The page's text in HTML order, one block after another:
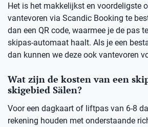
Het is het makkelijkst en voordeligste
vantevoren via Scandic Booking te
dan een QR code, waarmee je de pas
skipas-automaat haalt. Als je een
dan kunnen we deze ook vantevoren
Wat zijn de kosten van een
skigebied Sälen?
Voor een dagkaart of liftpas van 6-8
rekening houden met onderstaande